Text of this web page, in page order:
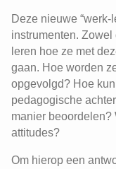
Deze nieuwe
instrumenten.
leren hoe ze met
gaan. Hoe worden
opgevolgd? Hoe
pedagogische
manier beoordelen?
attitudes?
Om hierop een